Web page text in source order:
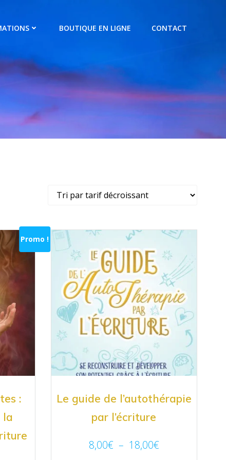
BOUTIQUE EN LIGNE CONTACT
Promo !
:
la
Le guide de l’autothérapie
par l’écriture
8,00€ – 18,00€